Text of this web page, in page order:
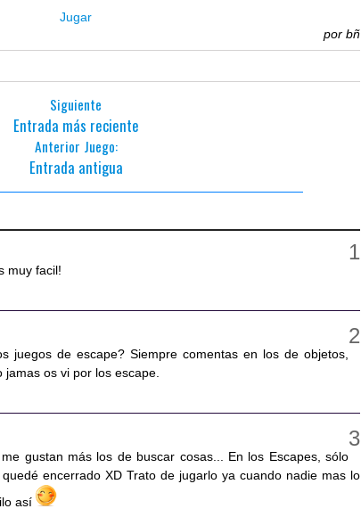
Jugar
por bñ
Siguiente
Entrada más reciente
Anterior Juego:
Entrada antigua
muy facil!
juegos de escape? Siempre comentas en los de objetos,
os vi por los escape.
gustan más los de buscar cosas... En los Escapes, sólo
encerrado XD Trato de jugarlo ya cuando nadie mas lo
así